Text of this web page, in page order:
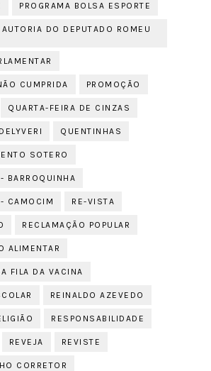
PROGRAMA BOLSA ESPORTE
DO DEPUTADO ROMEU
CUMPRIDA PROMOÇÃO
QUARTA-FEIRA DE CINZAS
QUENTINHAS
SOTERO
BARROQUINHA
CAMOCIM RE-VISTA
RECLAMAÇÃO POPULAR
ALIMENTAR
FILA DA VACINA
REINALDO AZEVEDO
RESPONSABILIDADE
REVEJA REVISTE
CORRETOR